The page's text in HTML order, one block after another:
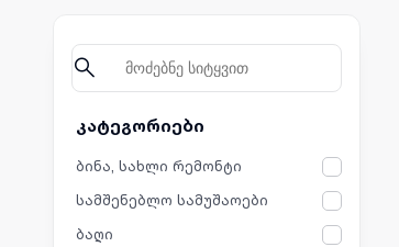
კატეგორიები
ბინა, სახლი რემონტი
სამშენებლო სამუშაოები
ბაღი